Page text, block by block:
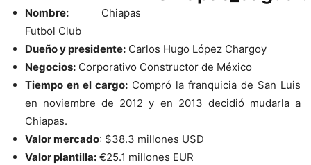
Nombre: Chiapas
Futbol Club
Dueño y presidente: Carlos Hugo López Chargoy
Negocios: Corporativo Constructor de México
Tiempo en el cargo: Compró la franquicia de San Luis
en noviembre de 2012 y en 2013 decidió mudarla a
Chiapas.
Valor mercado: $38.3 millones USD
Valor plantilla: €25.1 millones EUR